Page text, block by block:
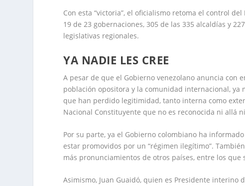
Con esta “victoria”, el oficialismo retoma el control
19 de 23 gobernaciones, 305 de las 335 alcaldías y
legislativas regionales.
YA NADIE LES CREE
A pesar de que el Gobierno venezolano anuncia con
población opositora y la comunidad internacional,
que han perdido legitimidad, tanto interna como
Nacional Constituyente que no es reconocida ni allá
Por su parte, ya el Gobierno colombiano ha
estar promovidos por un “régimen ilegítimo”.
más pronunciamientos de otros países, entre los que
Asimismo, Juan Guaidó, quien es Presidente interino